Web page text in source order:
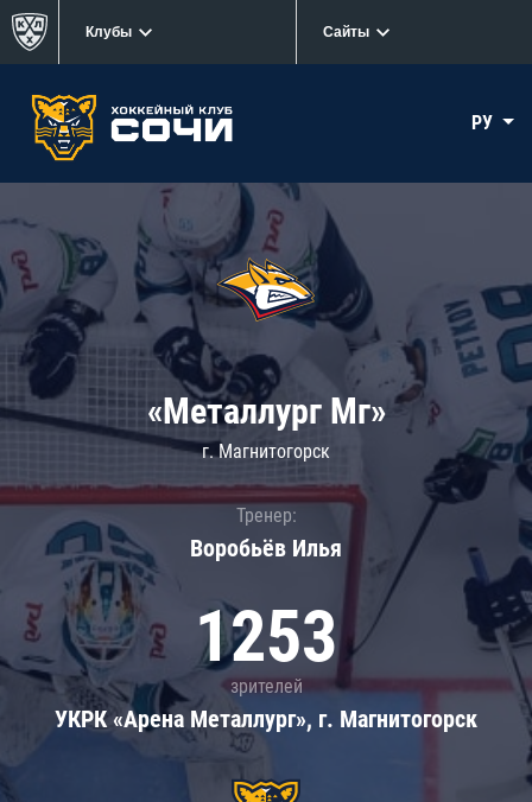
Клубы Сайты
РУ
«Металлург Мг»
г. Магнитогорск
Тренер:
Воробьёв Илья
1253
зрителей
УКРК «Арена Металлург», г. Магнитогорск